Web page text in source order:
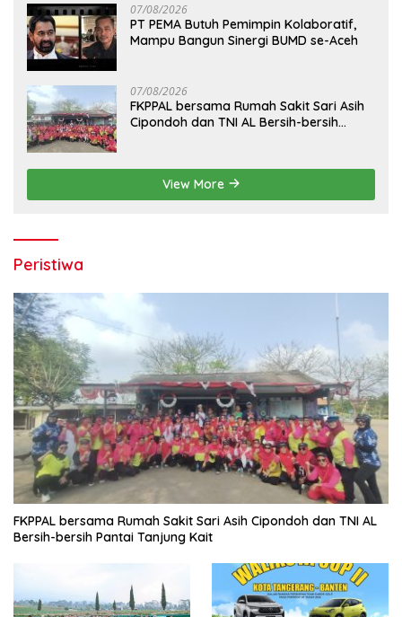
07/08/2026
PT PEMA Butuh Pemimpin Kolaboratif,
Mampu Bangun Sinergi BUMD se-Aceh
07/08/2026
FKPPAL bersama Rumah Sakit Sari Asih
Cipondoh dan TNI AL Bersih-bersih
View More
Peristiwa
FKPPAL bersama Rumah Sakit Sari Asih Cipondoh dan TNI AL
Bersih-bersih Pantai Tanjung Kait